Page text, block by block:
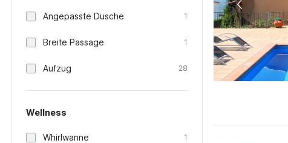
Angepasste Dusche 1
Breite Passage 1
Aufzug 28
Wellness
Whirlwanne 1